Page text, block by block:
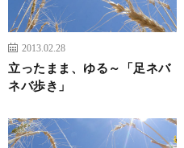
2013.02.28
立ったまま、ゆる～「足ネバ
ネバ歩き」